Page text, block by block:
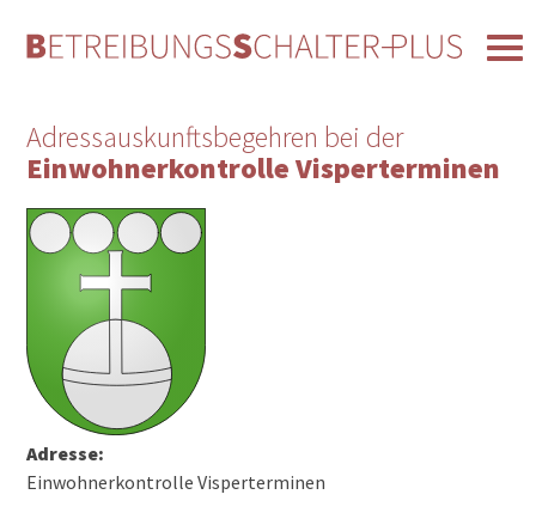
Adressauskunftsbegehren bei der
Einwohnerkontrolle Visperterminen
Adresse:
Einwohnerkontrolle Visperterminen